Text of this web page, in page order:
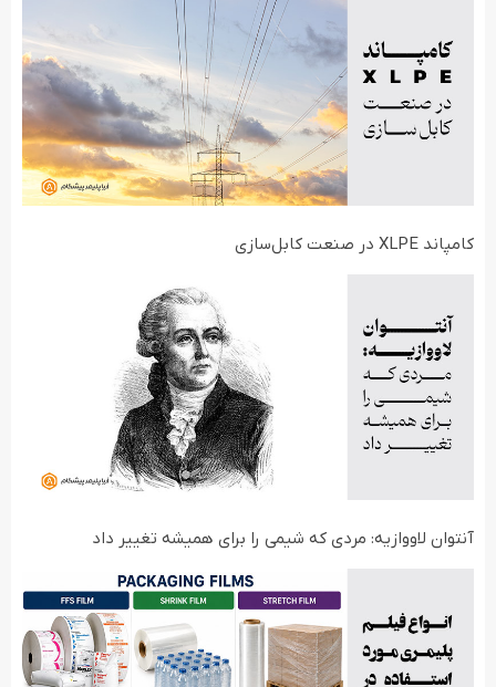
کامپاند XLPE در صنعت کابل‌سازی
آنتوان لاووازیه: مردی که شیمی را برای همیشه تغییر داد